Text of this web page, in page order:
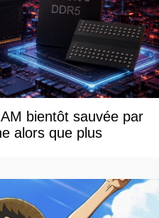
bientôt sauvée par
alors que plus